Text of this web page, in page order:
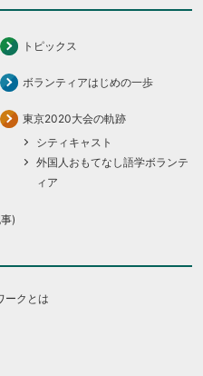
トピックス
ボランティアはじめの一歩
東京2020大会の軌跡
シティキャスト
外国人おもてなし語学ボランテ
ィア
)
ークとは